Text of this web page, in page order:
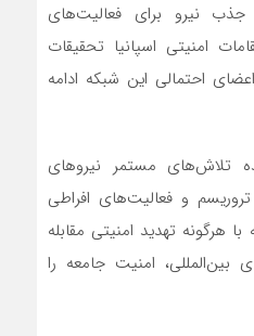
نیرو برای فعالیت‌های
امنیتی اسپانیا تحقیقات
احتمالی این شبکه ادامه
تلاش‌های مستمر نیروهای
تروریسم و فعالیت‌های افراطی
هرگونه تهدید امنیتی مقابله
امنیت جامعه را